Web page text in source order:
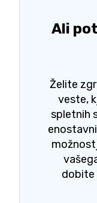
Ali
Želite
veste,
spletnih
dobite